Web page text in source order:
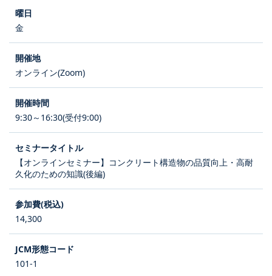
金
オンライン(Zoom)
9:30～16:30(受付9:00)
【オンラインセミナー】コンクリート構造物の品質向上・高耐
久化のための知識(後編)
14,300
101-1